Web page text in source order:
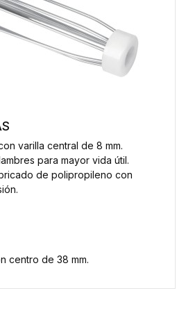
varilla central de 8 mm.
para mayor vida útil.
de polipropileno con
centro de 38 mm.